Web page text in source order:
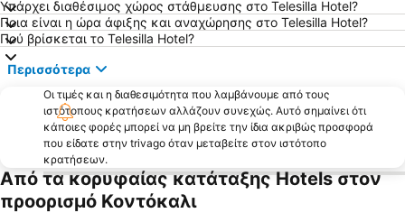
Εκθεσιακό Κέντρο Κέρκυρας Corexpo
Μέγα Ντράφι
Aqualand Corfu
Ιόνιος Ακαδημία
Παραδοσιακός Οικισμός Γηρομερίου
Κοντογιαλός Παραλία του Πέλεκα
Σιδάρι
Δημαρχείο
Ποντικονήσι
Μπαρμπάτι
Πλατεία Σπιανάδας
Αχαράβη
Παραδοσιακός Οικισμός Σαγιάδας
Υπάρχει διαθέσιμος χώρος στάθμευσης στο Telesilla Hotel?
Ποια είναι η ώρα άφιξης και αναχώρησης στο Telesilla Hotel?
Πού βρίσκεται το Telesilla Hotel?
Περισσότερα
Οι τιμές και η διαθεσιμότητα που λαμβάνουμε από τους
ιστότοπους κρατήσεων αλλάζουν συνεχώς. Αυτό σημαίνει ότι
κάποιες φορές μπορεί να μη βρείτε την ίδια ακριβώς προσφορά
που είδατε στην trivago όταν μεταβείτε στον ιστότοπο
κρατήσεων.
Από τα κορυφαίας κατάταξης Hotels στον
προορισμό Κοντόκαλι